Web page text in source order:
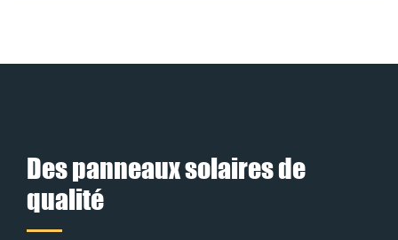
Des panneaux solaires de
qualité